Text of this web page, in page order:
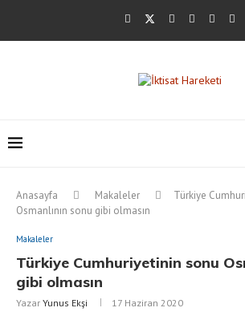
Anasayfa Makaleler
Türkiye
Osmanlının sonu gibi olmasın
Makaleler
Türkiye Cumhuriyetinin sonu
gibi olmasın
Yazar Yunus Ekşi 17 Haziran 2020